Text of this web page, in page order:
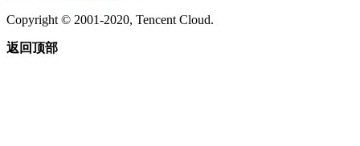
Copyright © 2001-2020, Tencent Cloud.
返回顶部